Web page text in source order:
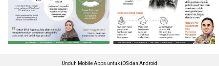
Unduh Mobile Apps untuk iOS dan Android